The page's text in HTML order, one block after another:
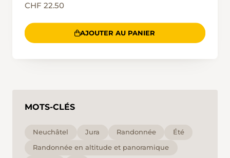
CHF 22.50
AJOUTER AU PANIER
MOTS-CLÉS
Neuchâtel Jura Randonnée
Été
Randonnée en altitude et panoramique